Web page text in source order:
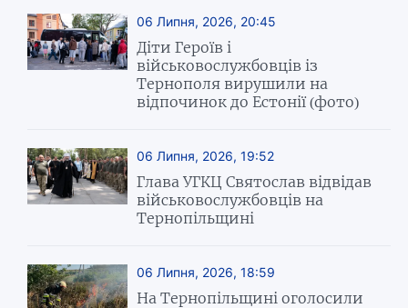
06 Липня, 2026, 20:45
Діти Героїв і
військовослужбовців із
Тернополя вирушили на
відпочинок до Естонії (фото)
06 Липня, 2026, 19:52
Глава УГКЦ Святослав відвідав
військовослужбовців на
Тернопільщині
06 Липня, 2026, 18:59
На Тернопільщині оголосили